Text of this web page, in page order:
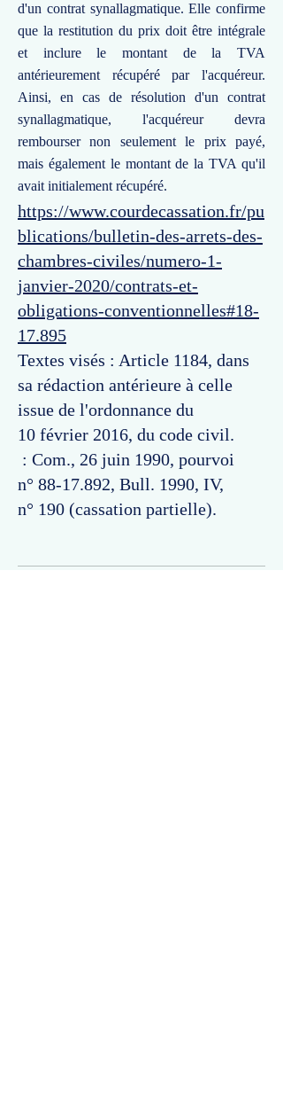
d'un contrat synallagmatique. Elle confirme
que la restitution du prix doit être intégrale
et inclure le montant de la TVA
antérieurement récupéré par l'acquéreur.
Ainsi, en cas de résolution d'un contrat
synallagmatique, l'acquéreur devra
rembourser non seulement le prix payé,
mais également le montant de la TVA qu'il
avait initialement récupéré.
https://www.courdecassation.fr/pu
blications/bulletin-des-arrets-des-
chambres-civiles/numero-1-
janvier-2020/contrats-et-
obligations-conventionnelles#18-
17.895
Textes visés : Article 1184, dans
sa rédaction antérieure à celle
issue de l'ordonnance du
10 février 2016, du code civil.
: Com., 26 juin 1990, pourvoi
n° 88-17.892, Bull. 1990, IV,
n° 190 (cassation partielle).